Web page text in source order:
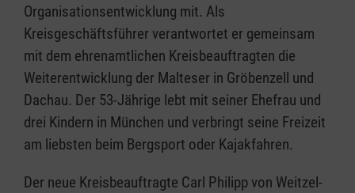
Organisationsentwicklung mit. Als
Kreisgeschäftsführer verantwortet er gemeinsam
mit dem ehrenamtlichen Kreisbeauftragten die
Weiterentwicklung der Malteser in Gröbenzell und
Dachau. Der 53-Jährige lebt mit seiner Ehefrau und
drei Kindern in München und verbringt seine Freizeit
am liebsten beim Bergsport oder Kajakfahren.
Der neue Kreisbeauftragte Carl Philipp von Weitzel-